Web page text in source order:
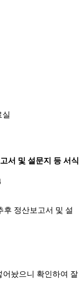
실
서 및 설문지 등 서식
정산보고서 및 설
어놨으니 확인하여 잘